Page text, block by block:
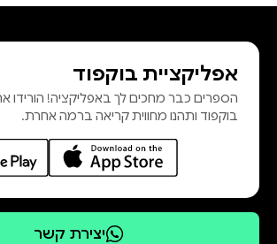
אפליקציית בוקפוד
הספרים כבר מחכים לך באפליקציה! הורידו
בוקפוד ותהנו מחווית קריאה ברמה אחרת.
יצירת קשר